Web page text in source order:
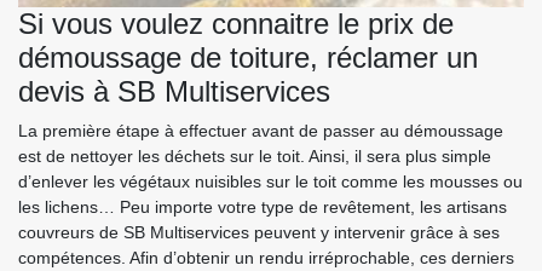
Si vous voulez connaitre le prix de
démoussage de toiture, réclamer un
devis à SB Multiservices
La première étape à effectuer avant de passer au démoussage
est de nettoyer les déchets sur le toit. Ainsi, il sera plus simple
d’enlever les végétaux nuisibles sur le toit comme les mousses ou
les lichens… Peu importe votre type de revêtement, les artisans
couvreurs de SB Multiservices peuvent y intervenir grâce à ses
compétences. Afin d’obtenir un rendu irréprochable, ces derniers